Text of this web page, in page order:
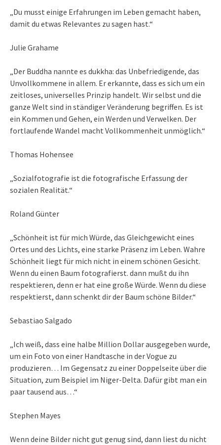
„Du musst einige Erfahrungen im Leben gemacht haben,
damit du etwas Relevantes zu sagen hast.“
Julie Grahame
„Der Buddha nannte es dukkha: das Unbefriedigende, das
Unvollkommene in allem. Er erkannte, dass es sich um ein
zeitloses, universelles Prinzip handelt. Wir selbst und die
ganze Welt sind in ständiger Veränderung begriffen. Es ist
ein Kommen und Gehen, ein Werden und Verwelken. Der
fortlaufende Wandel macht Vollkommenheit unmöglich.“
Thomas Hohensee
„Sozialfotografie ist die fotografische Erfassung der
sozialen Realität.“
Roland Günter
„Schönheit ist für mich Würde, das Gleichgewicht eines
Ortes und des Lichts, eine starke Präsenz im Leben. Wahre
Schönheit liegt für mich nicht in einem schönen Gesicht.
Wenn du einen Baum fotografierst. dann mußt du ihn
respektieren, denn er hat eine große Würde. Wenn du diese
respektierst, dann schenkt dir der Baum schöne Bilder.“
Sebastiao Salgado
„Ich weiß, dass eine halbe Million Dollar ausgegeben wurde,
um ein Foto von einer Handtasche in der Vogue zu
produzieren… Im Gegensatz zu einer Doppelseite über die
Situation, zum Beispiel im Niger-Delta. Dafür gibt man ein
paar tausend aus…“
Stephen Mayes
Wenn deine Bilder nicht gut genug sind, dann liest du nicht